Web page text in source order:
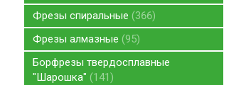
Фрезы спиральные
366
Фрезы алмазные
95
Борфрезы твердосплавные
"Шарошка"
141